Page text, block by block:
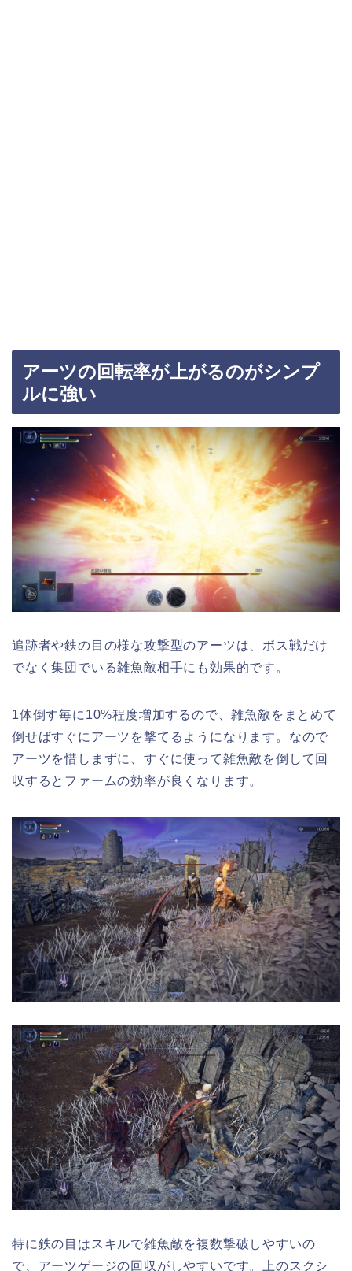
アーツの回転率が上がるのがシンプ
ルに強い
追跡者や鉄の目の様な攻撃型のアーツは、ボス戦だけ
でなく集団でいる雑魚敵相手にも効果的です。
1体倒す毎に10%程度増加するので、雑魚敵をまとめて
倒せばすぐにアーツを撃てるようになります。なので
アーツを惜しまずに、すぐに使って雑魚敵を倒して回
収するとファームの効率が良くなります。
特に鉄の目はスキルで雑魚敵を複数撃破しやすいの
で、アーツゲージの回収がしやすいです。上のスクシ